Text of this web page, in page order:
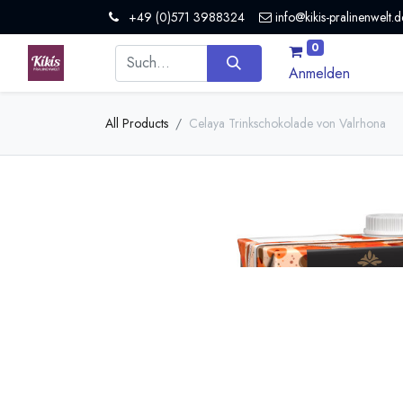
+49 (0)571 3988324 info@kikis-
0
Anmelden
All Products Celaya Trinkschokolade von Valrhona